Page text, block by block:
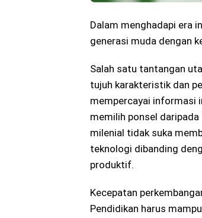
Dalam menghadapi era
generasi muda dengan
Salah satu tantangan
tujuh karakteristik dan
mempercayai informasi
memilih ponsel
milenial tidak suka
teknologi dibanding
produktif.
Kecepatan
Pendidikan harus